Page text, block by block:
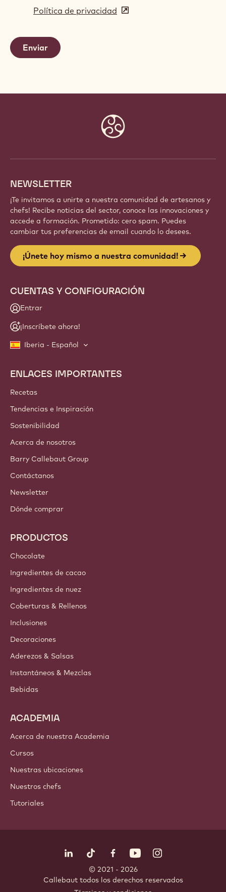
in
Política de privacidad (opens
NEWSLETTER
¡Te invitamos a unirte a nuestra comunidad de artesanos y
chefs! Recibe noticias del sector, conoce las innovaciones y
accede a formación. Prometido: cero spam. Puedes
cambiar tus preferencias de email cuando lo desees.
¡Únete hoy mismo a nuestra comunidad!
CUENTAS Y CONFIGURACIÓN
Entrar
¡Inscríbete ahora!
Iberia - Español
Footer
Callebaut
ENLACES IMPORTANTES
Recetas
Tendencias e Inspiración
Sostenibilidad
Acerca de nosotros
Barry Callebaut Group
Contáctanos
Newsletter
Dónde comprar
PRODUCTOS
Chocolate
Ingredientes de cacao
Ingredientes de nuez
Coberturas & Rellenos
Inclusiones
Decoraciones
Aderezos & Salsas
Instantáneos & Mezclas
Bebidas
ACADEMIA
Acerca de nuestra Academia
Cursos
Nuestras ubicaciones
Nuestros chefs
Tutoriales
LinkedIn Opens in a new window.
TikTok Opens in a new window.
Facebook Opens in a new
YouTubeInstagram
© 2021 - 2026
Callebaut. todos los derechos reservados